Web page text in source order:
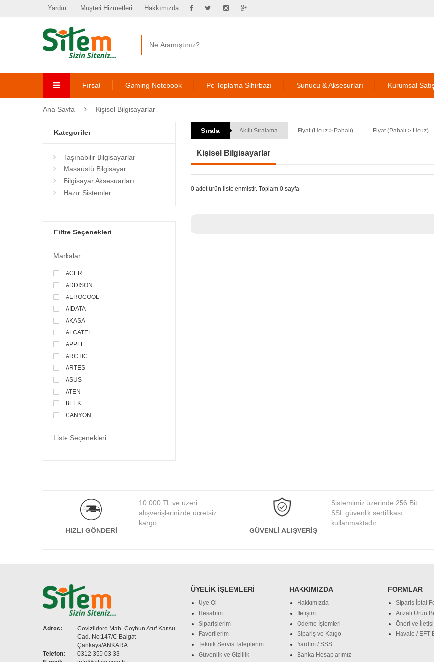
Yardım Müşteri Hizmetleri Hakkımızda
Fırsat Gaming Notebook Pc Toplama Sihirbazı Sunucu & Aksesurları Kurumsal
Ana Sayfa Kişisel Bilgisayarlar
Kategoriler
Taşınabilir Bilgisayarlar
Masaüstü Bilgisayar
Bilgisayar Aksesuarları
Hazır Sistemler
Filtre Seçenekleri
Markalar
ACER
ADDISON
AEROCOOL
AIDATA
AKASA
ALCATEL
APPLE
ARCTIC
ARTES
ASUS
ATEN
BEEK
CANYON
CELLULAR
CORSAIR
CYBER
DAYTONA
D-LINK
EDNET
ERGOTECH
EVERCOOL
EVEREST
EXPER
Liste Seçenekleri
Sırala Akıllı Sıralama Fiyat (Ucuz > Pahalı) Fiyat (Pahalı > Ucuz)
Kişisel Bilgisayarlar
0 adet ürün listelenmiştir. Toplam 0 sayfa
HIZLI GÖNDERI
10.000 TL ve üzeri
alışverişlerinizde ücretsiz
kargo
GÜVENLI ALIŞVERIŞ
Sistemimiz üzerinde 256 Bit
SSL güvenlik sertifikası
kullanmaktadır.
Adres:
Cevizlidere Mah. Ceyhun Atuf Kansu
Cad. No:147/C Balgat -
Çankaya/ANKARA
Telefon:
0312 350 03 33
ÜYELIK İŞLEMLERI
Üye Ol
Hesabım
Siparişlerim
Favorilerim
Teknik Servis Taleplerim
Güvenlik ve Gizlilik
HAKKIMIZDA
Hakkımızda
İletişim
Ödeme İşlemleri
Sipariş ve Kargo
Yardım / SSS
Banka Hesaplarımız
FORMLAR
Sipariş İptal
Arızalı Ürün
Öneri ve
Havale / EFT